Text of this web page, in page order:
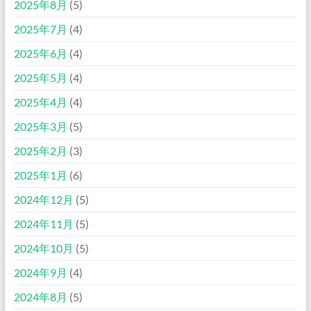
2025年8月 (5)
2025年7月 (4)
2025年6月 (4)
2025年5月 (4)
2025年4月 (4)
2025年3月 (5)
2025年2月 (3)
2025年1月 (6)
2024年12月 (5)
2024年11月 (5)
2024年10月 (5)
2024年9月 (4)
2024年8月 (5)